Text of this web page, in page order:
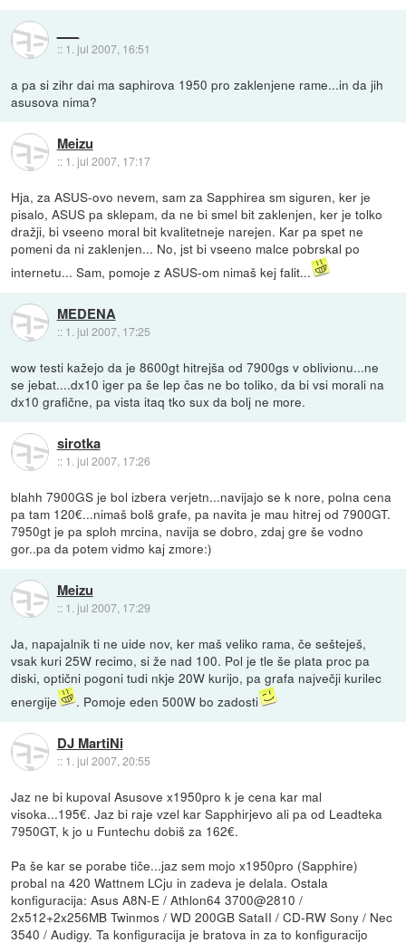
:: 1. jul 2007, 16:51
a pa si zihr dai ma saphirova 1950 pro zaklenjene rame...in da jih
asusova nima?
Meizu
:: 1. jul 2007, 17:17
Hja, za ASUS-ovo nevem, sam za Sapphirea sm siguren, ker je
pisalo, ASUS pa sklepam, da ne bi smel bit zaklenjen, ker je tolko
dražji, bi vseeno moral bit kvalitetneje narejen. Kar pa spet ne
pomeni da ni zaklenjen... No, jst bi vseeno malce pobrskal po
internetu... Sam, pomoje z ASUS-om nimaš kej falit...
MEDENA
:: 1. jul 2007, 17:25
wow testi kažejo da je 8600gt hitrejša od 7900gs v oblivionu...ne
se jebat....dx10 iger pa še lep čas ne bo toliko, da bi vsi morali na
dx10 grafične, pa vista itaq tko sux da bolj ne more.
sirotka
:: 1. jul 2007, 17:26
blahh 7900GS je bol izbera verjetn...navijajo se k nore, polna cena
pa tam 120€...nimaš bolš grafe, pa navita je mau hitrej od 7900GT.
7950gt je pa sploh mrcina, navija se dobro, zdaj gre še vodno
gor..pa da potem vidmo kaj zmore:)
Meizu
:: 1. jul 2007, 17:29
Ja, napajalnik ti ne uide nov, ker maš veliko rama, če sešteješ,
vsak kuri 25W recimo, si že nad 100. Pol je tle še plata proc pa
diski, optični pogoni tudi nkje 20W kurijo, pa grafa največji kurilec
energije
. Pomoje eden 500W bo zadosti
DJ MartiNi
:: 1. jul 2007, 20:55
Jaz ne bi kupoval Asusove x1950pro k je cena kar mal
visoka...195€. Jaz bi raje vzel kar Sapphirjevo ali pa od Leadteka
7950GT, k jo u Funtechu dobiš za 162€.
Pa še kar se porabe tiče...jaz sem mojo x1950pro (Sapphire)
probal na 420 Wattnem LCju in zadeva je delala. Ostala
konfiguracija: Asus A8N-E / Athlon64 3700@2810 /
2x512+2x256MB Twinmos / WD 200GB SataII / CD-RW Sony / Nec
3540 / Audigy. Ta konfiguracija je bratova in za to konfiguracijo